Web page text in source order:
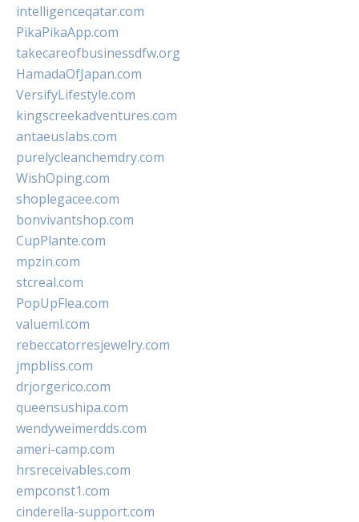
intelligenceqatar.com
PikaPikaApp.com
takecareofbusinessdfw.org
HamadaOfJapan.com
VersifyLifestyle.com
kingscreekadventures.com
antaeuslabs.com
purelycleanchemdry.com
WishOping.com
shoplegacee.com
bonvivantshop.com
CupPlante.com
mpzin.com
stcreal.com
PopUpFlea.com
valueml.com
rebeccatorresjewelry.com
jmpbliss.com
drjorgerico.com
queensushipa.com
wendyweimerdds.com
ameri-camp.com
hrsreceivables.com
empconst1.com
cinderella-support.com